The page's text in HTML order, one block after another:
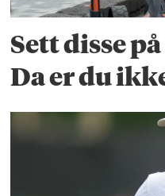
Sett disse
Da er du